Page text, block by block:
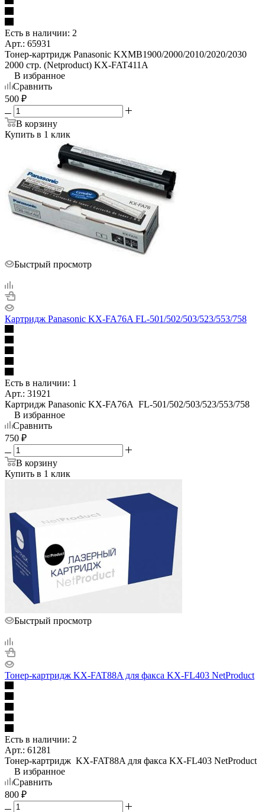
Есть в наличии: 2
Арт.: 65931
Тонер-картридж Panasonic KXMB1900/2000/2010/2020/2030
2000 стр. (Netproduct) KX-FAT411A
В избранное
Сравнить
500 ₽
В корзину
Купить в 1 клик
Быстрый просмотр
Картридж Panasonic KX-FA76A FL-501/502/503/523/553/758
Есть в наличии: 1
Арт.: 31921
Картридж Panasonic KX-FA76A FL-501/502/503/523/553/758
В избранное
Сравнить
750 ₽
В корзину
Купить в 1 клик
Быстрый просмотр
Тонер-картридж KX-FAT88A для факса KX-FL403 NetProduct
Есть в наличии: 2
Арт.: 61281
Тонер-картридж KX-FAT88A для факса KX-FL403 NetProduct
В избранное
Сравнить
800 ₽